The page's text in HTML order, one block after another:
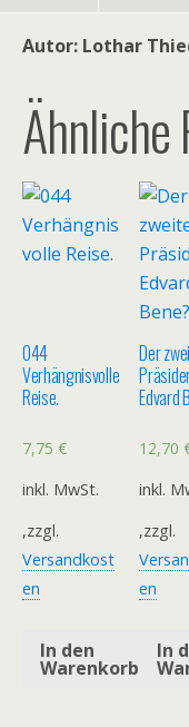
Autor: Lothar
044
Verhängnisvolle
Reise.
7,75 €
inkl. MwSt.
,zzgl.
Versandkost
en
In den
Warenkorb
Der
Edvard
12,70
inkl.
,zzgl.
en
In